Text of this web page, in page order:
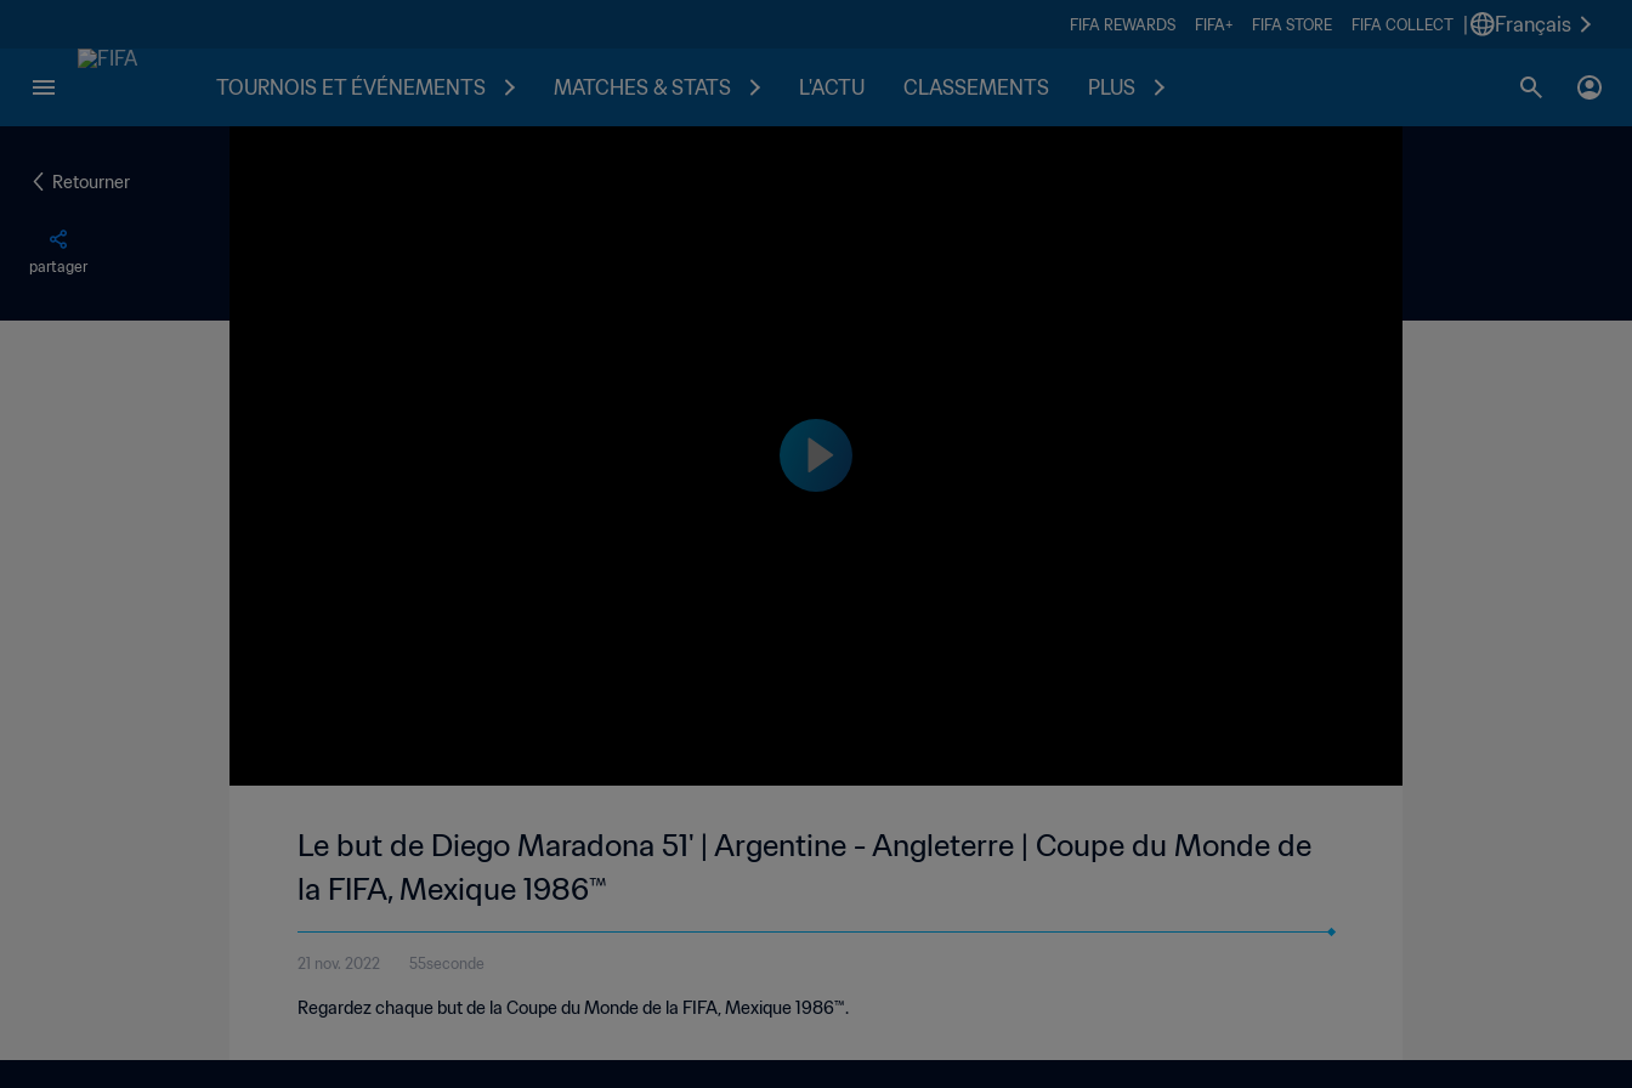
FIFA REWARDS FIFA+ FIFA STORE FIFA COLLECT Français
TOURNOIS ET ÉVÉNEMENTS MATCHES & STATS L'ACTU CLASSEMENTS PLUS
Retourner
partager
Le but de Diego Maradona 51' | Argentine - Angleterre | Coupe du Monde de
la FIFA, Mexique 1986™
21 nov. 2022 55seconde
Regardez chaque but de la Coupe du Monde de la FIFA, Mexique 1986™.